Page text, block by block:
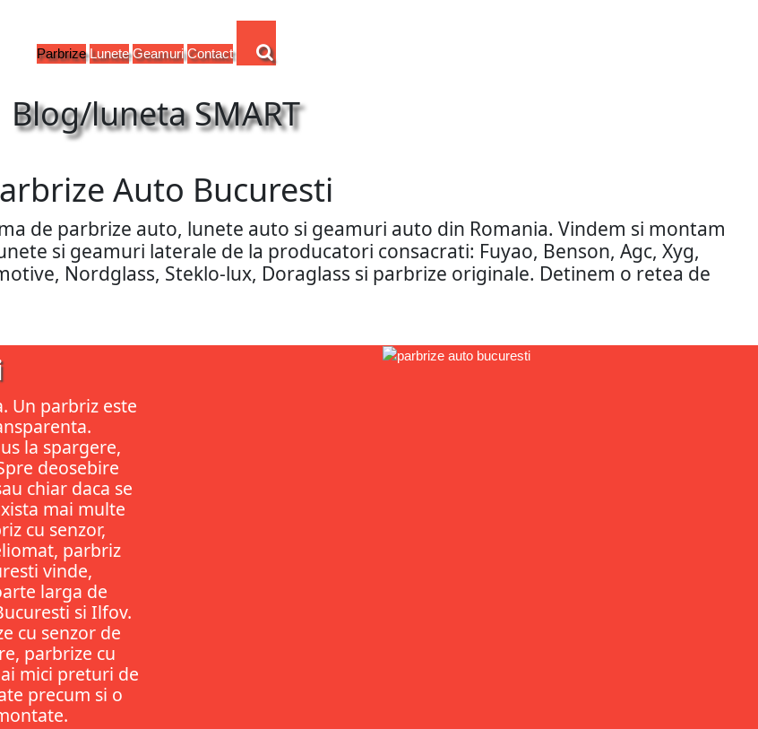
Parbrize Lunete Geamuri Contact
Blog/luneta SMART
Auto Bucuresti
de parbrize auto, lunete auto si geamuri auto din Romania. Vindem si montam
si geamuri laterale de la producatori consacrati: Fuyao, Benson, Agc, Xyg,
Nordglass, Steklo-lux, Doraglass si parbrize originale. Detinem o retea de
Un parbriz este
la spargere,
deosebire
chiar daca se
mai multe
cu senzor,
parbriz
vinde,
larga de
si Ilfov.
cu senzor de
parbrize cu
mici preturi de
precum si o